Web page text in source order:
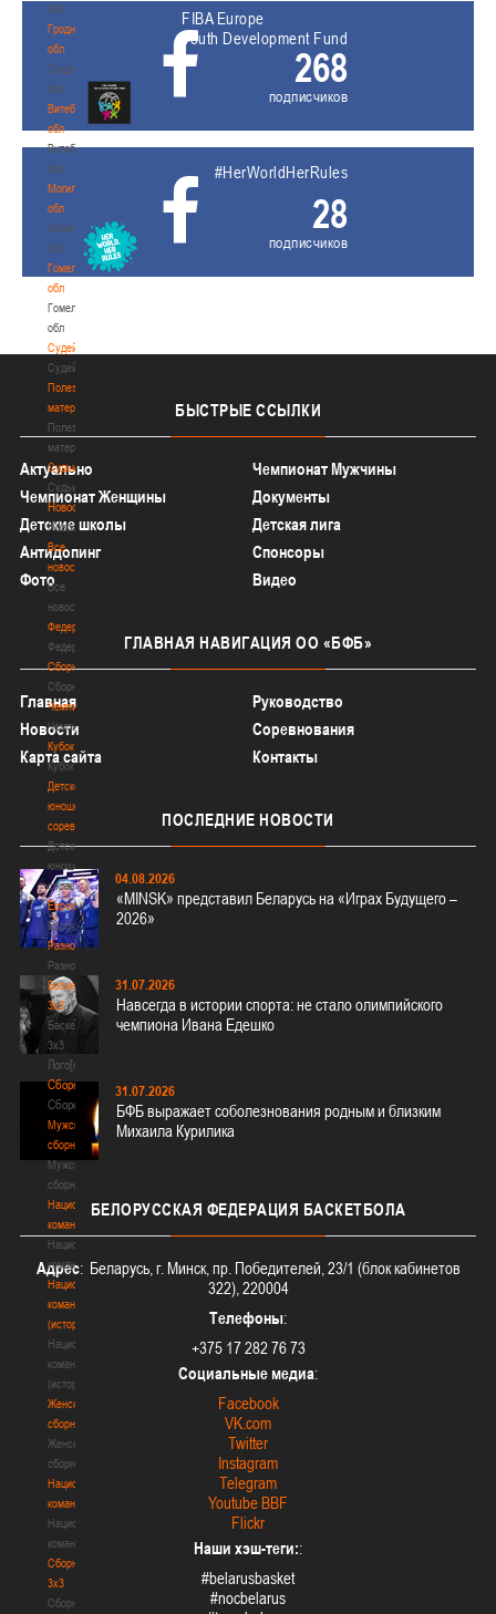
обл
Гродненская
обл
Гродненская
обл
Витебская
обл
Витебская
обл
Могилевская
обл
Могилевская
обл
Гомельская
обл
Гомельская
обл
Судейство
Судейство
Полезные
материалы
Полезные
материалы
Судьи
Судьи
Новости
Новости
Все
новости
Все
новости
Федерация
Федерация
Сборные
Сборные
Чемпионат
Чемпионат
Кубок
Кубок
Детско-
юношеские
соревнования
Детско-
юношеские
соревнования
Еврокубки
Еврокубки
Разное
Разное
Баскетбол
3х3
Баскетбол
3х3
Лого[modid=121]
Сборные
Сборные
Мужские
сборные
Мужские
сборные
Национальная
команда
Национальная
команда
Национальная
команда
(история)
Национальная
команда
(история)
Женские
сборные
Женские
сборные
Национальная
команда
Национальная
команда
Сборные
3х3
Сборные
FIBA Europe
Youth Development Fund
268
подписчиков
#HerWorldHerRules
28
подписчиков
БЫСТРЫЕ ССЫЛКИ
Актуально
Чемпионат Мужчины
Чемпионат Женщины
Документы
Детские школы
Детская лига
Антидопинг
Спонсоры
Фото
Видео
ГЛАВНАЯ НАВИГАЦИЯ ОО «БФБ»
Главная
Руководство
Новости
Соревнования
Карта сайта
Контакты
ПОСЛЕДНИЕ НОВОСТИ
04.08.2026
«MINSK» представил Беларусь на «Играх Будущего –
2026»
31.07.2026
Навсегда в истории спорта: не стало олимпийского
чемпиона Ивана Едешко
31.07.2026
БФБ выражает соболезнования родным и близким
Михаила Курилика
БЕЛОРУССКАЯ ФЕДЕРАЦИЯ БАСКЕТБОЛА
Адрес: Беларусь, г. Минск, пр. Победителей, 23/1 (блок кабинетов
322), 220004
Телефоны:
+375 17 282 76 73
Социальные медиа:
Facebook
VK.com
Twitter
Instagram
Telegram
Youtube BBF
Flickr
Наши хэш-теги::
#belarusbasket
#nocbelarus